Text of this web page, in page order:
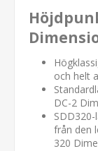
och helt
DC-2
från den
320